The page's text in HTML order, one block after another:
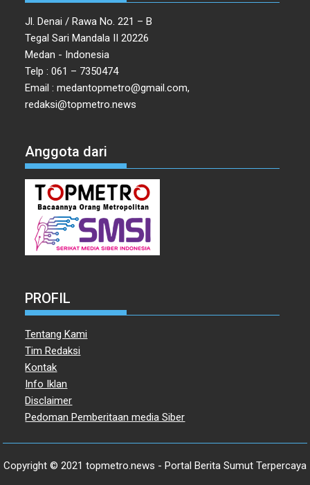
Jl. Denai / Rawa No. 221 – B
Tegal Sari Mandala II 20226
Medan - Indonesia
Telp : 061 – 7350474
Email : medantopmetro@gmail.com,
redaksi@topmetro.news
Anggota dari
PROFIL
Tentang Kami
Tim Redaksi
Kontak
Info Iklan
Disclaimer
Pedoman Pemberitaan media Siber
Copyright © 2021 topmetro.news - Portal Berita Sumut Terpercaya